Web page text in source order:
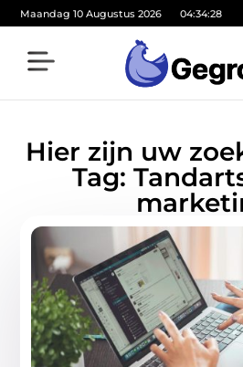
Maandag 10 Augustus 2026 04:34:28
Hier zijn uw
Tag: